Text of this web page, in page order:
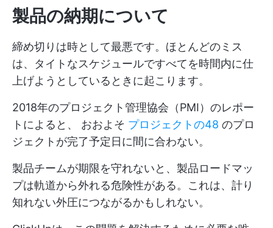
製品の納期について
締め切りは時として最悪です。ほとんどのミス
は、タイトなスケジュールですべてを時間内に仕
上げようとしているときに起こります。
2018年のプロジェクト管理協会（PMI）のレポー
トによると、 おおよそ プロジェクトの48 のプロ
ジェクトが完了予定日に間に合わない。
製品チームが期限を守れないと、製品ロードマッ
プは軌道から外れる危険性がある。これは、計り
知れない外圧につながるかもしれない。